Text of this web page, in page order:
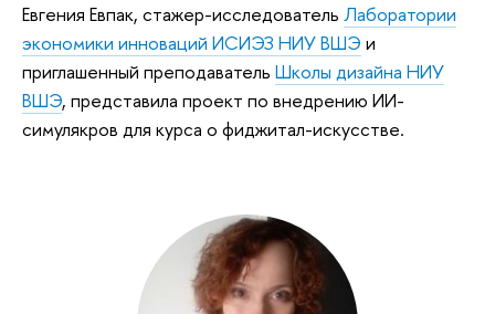
Евгения Евпак, стажер-исследователь Лаборатории
экономики инноваций ИСИЭЗ НИУ ВШЭ и
приглашенный преподаватель Школы дизайна НИУ
ВШЭ, представила проект по внедрению ИИ-
симулякров для курса о фиджитал-искусстве.